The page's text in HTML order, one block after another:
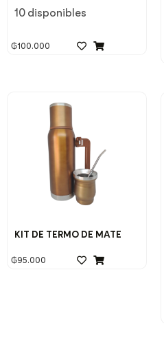
10 disponibles
₲100.000
KIT DE TERMO DE MATE
₲95.000